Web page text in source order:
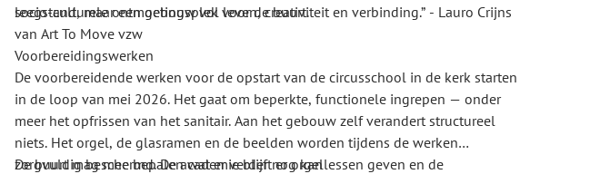
socio-culturele ontmoetingsplek voor de buurt.
leegstand, maar een gebouw vol leven, creativiteit en verbinding.” - Lauro Crijns
van Art To Move vzw
Voorbereidingswerken
De voorbereidende werken voor de opstart van de circusschool in de kerk starten
in de loop van mei 2026. Het gaat om beperkte, functionele ingrepen — onder
meer het opfrissen van het sanitair. Aan het gebouw zelf verandert structureel
niets. Het orgel, de glasramen en de beelden worden tijdens de werken
zorgvuldig beschermd. De academie blijft er orgellessen geven en de
De buurt mag mee bepalen wat er verder nog kan